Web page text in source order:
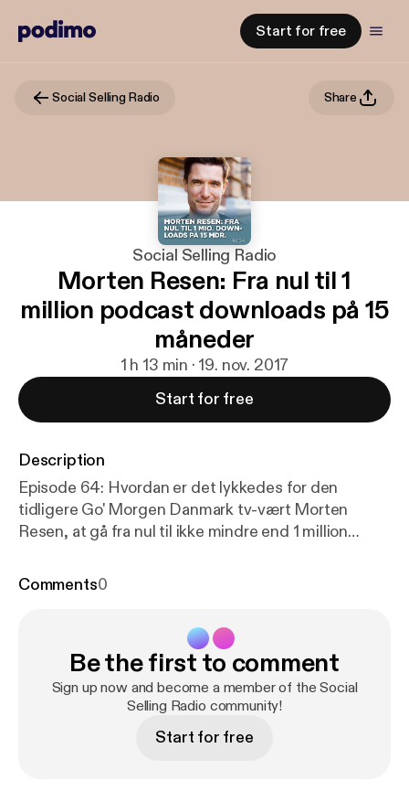
Start for free
Social Selling Radio Share
Social Selling Radio
Morten Resen: Fra nul til 1
million podcast downloads på 15
måneder
1 h 13 min · 19. nov. 2017
Start for free
Description
Episode 64: Hvordan er det lykkedes for den
tidligere Go' Morgen Danmark tv-vært Morten
Resen, at gå fra nul til ikke mindre end 1 million
at have et færdigt produkt klar til salg?
Comments0
Be the first to comment
Sign up now and become a member of the Social
Selling Radio community!
Start for free